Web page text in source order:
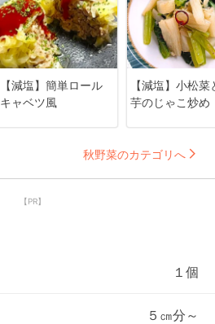
【減塩】簡単ロール
キャベツ風
【減塩】小松菜
芋のじゃこ炒め
秋野菜のカテゴリへ
【PR】
１個
５㎝分～